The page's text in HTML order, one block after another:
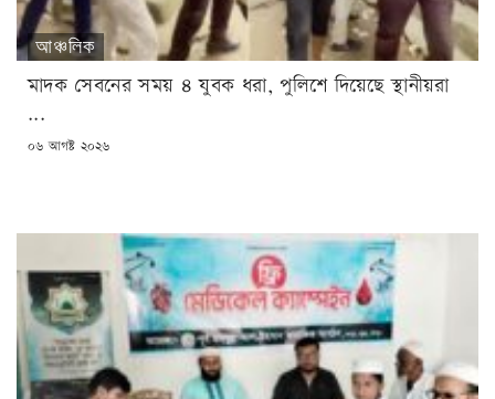
আঞ্চলিক
মাদক সেবনের সময় ৪ যুবক ধরা, পুলিশে দিয়েছে স্থানীয়রা
...
POSTED
০৬ আগষ্ট ২০২৬